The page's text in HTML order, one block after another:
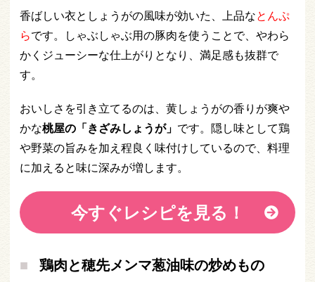
香ばしい衣としょうがの風味が効いた、上品なとんぷ
らです。しゃぶしゃぶ用の豚肉を使うことで、やわら
かくジューシーな仕上がりとなり、満足感も抜群で
す。
おいしさを引き立てるのは、黄しょうがの香りが爽や
かな桃屋の「きざみしょうが」 です。隠し味として鶏
や野菜の旨みを加え程良く味付けしているので、料理
に加えると味に深みが増します。
今すぐレシピを見る！
鶏肉と穂先メンマ葱油味の炒めもの